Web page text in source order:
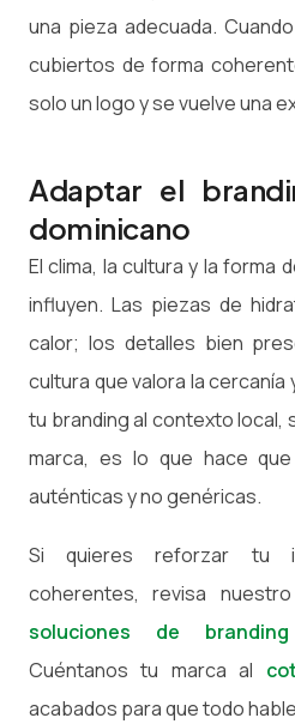
una pieza adecuada.
cubiertos de forma
solo un logo y se vuelve una
Adaptar el
dominicano
El clima, la cultura y la forma
influyen. Las piezas de
calor; los detalles bien
cultura que valora la cercanía
tu branding al contexto local,
marca, es lo que hace
auténticas y no genéricas.
Si quieres reforzar tu
coherentes, revisa nuestro
soluciones de
Cuéntanos tu marca al
acabados para que todo